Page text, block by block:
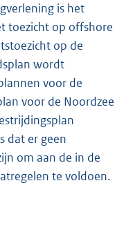
is het
toezicht op offshore
op de
wordt
voor de
voor de Noordzee
dat er geen
om aan de in de
te voldoen.